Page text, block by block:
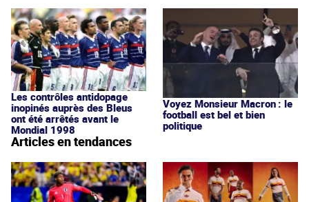
Les contrôles antidopage
inopinés auprès des Bleus
ont été arrêtés avant le
Mondial 1998
Voyez Monsieur Macron : le
football est bel et bien
politique
Articles en tendances